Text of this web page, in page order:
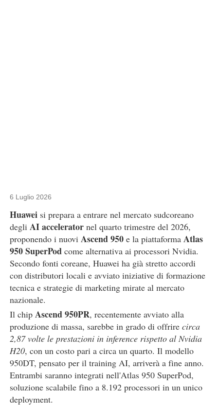
6 Luglio 2026
Huawei si prepara a entrare nel mercato sudcoreano
degli AI accelerator nel quarto trimestre del 2026,
proponendo i nuovi Ascend 950 e la piattaforma Atlas
950 SuperPod come alternativa ai processori Nvidia.
Secondo fonti coreane, Huawei ha già stretto accordi
con distributori locali e avviato iniziative di formazione
tecnica e strategie di marketing mirate al mercato
nazionale.
Il chip Ascend 950PR, recentemente avviato alla
produzione di massa, sarebbe in grado di offrire circa
2,87 volte le prestazioni in inference rispetto al Nvidia
H20, con un costo pari a circa un quarto. Il modello
950DT, pensato per il training AI, arriverà a fine anno.
Entrambi saranno integrati nell'Atlas 950 SuperPod,
soluzione scalabile fino a 8.192 processori in un unico
deployment.